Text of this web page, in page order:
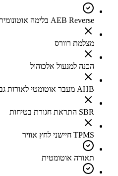
AEB Reverse בלימה אוטונומית בנסיעה לאחור
מצלמת רוורס
הכנה למנעול אלכוהול
AHB מעבר אוטומטי לאורות גבוהים
SBR התראת חגורת בטיחות
TPMS חיישני לחץ אוויר
תאורה אוטומטית